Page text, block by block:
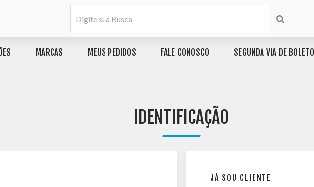
MARCAS MEUS PEDIDOS FALE CONOSCO SEGUNDA VIA DE BOLETO
IDENTIFICAÇÃO
JÁ SOU CLIENTE